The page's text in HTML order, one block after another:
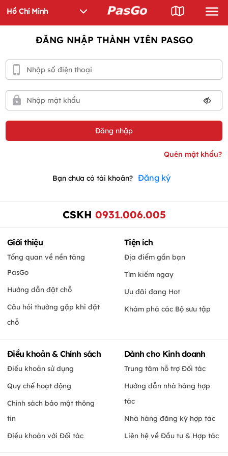
ĐĂNG NHẬP THÀNH VIÊN PASGO
Bạn chưa có tài khoản? Đăng ký
CSKH 0931.006.005
Giới thiệu
Tổng quan về nền tảng
PasGo
Hướng dẫn đặt chỗ
Câu hỏi thường gặp khi đặt
chỗ
Tiện ích
Địa điểm gần bạn
Tìm kiếm ngay
Ưu đãi đang Hot
Khám phá các Bộ sưu tập
Điều khoản & Chính sách
Điều khoản sử dụng
Quy chế hoạt động
Chính sách bảo mật thông
tin
Điều khoản với Đối tác
Dành cho Kinh doanh
Trung tâm hỗ trợ Đối tác
Hướng dẫn nhà hàng hợp
tác
Nhà hàng đăng ký hợp tác
Liên hệ về Đầu tư & Hợp tác